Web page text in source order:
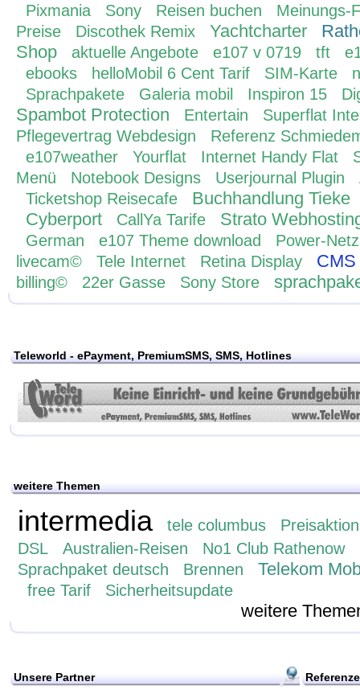
Pixmania
Sony Reisen buchen
Meinungs-
Preise
Discothek Remix Yachtcharter
Shop
aktuelle Angebote e107 v 0719 tft
ebooks
helloMobil 6 Cent Tarif SIM-Karte
Sprachpakete
Galeria mobil Inspiron 15
Spambot Protection Entertain
Superflat
Pflegevertrag Webdesign
Referenz
e107weather
Yourflat Internet Handy Flat
Menü
Notebook Designs Userjournal Plugin
Ticketshop Reisecafe
Buchhandlung Tieke
Cyberport
CallYa Tarife Strato
German e107 Theme download
Power-Netz
livecam©
Tele Internet Retina Display CMS
billing© 22er Gasse Sony Store
Teleworld - ePayment, PremiumSMS, SMS, Hotlines
weitere Themen
intermedia tele columbus
Preisaktion
DSL
Australien-Reisen No1 Club Rathenow
Sprachpaket deutsch Brennen Telekom
free Tarif Sicherheitsupdate
weitere
Unsere Partner